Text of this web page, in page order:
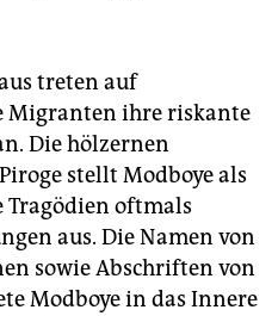
treten auf
Migranten ihre riskante
Die hölzernen
stellt Modboye als
Tragödien oftmals
aus. Die Namen von
sowie Abschriften von
Modboye in das Innere